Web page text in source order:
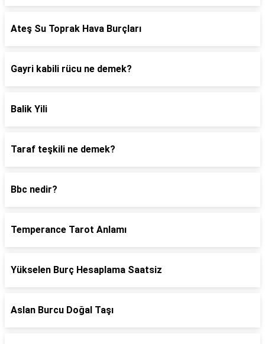
Ateş Su Toprak Hava Burçları
Gayri kabili rücu ne demek?
Balik Yili
Taraf teşkili ne demek?
Bbc nedir?
Temperance Tarot Anlamı
Yükselen Burç Hesaplama Saatsiz
Aslan Burcu Doğal Taşı